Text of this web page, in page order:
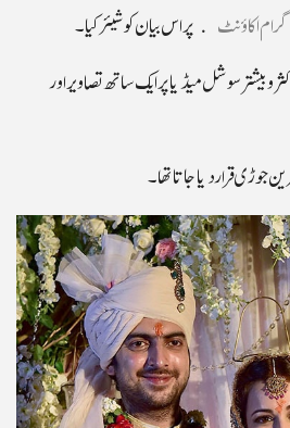
اکاؤنٹ پر اس بیان کو شیئر کیا۔
و بیشتر سوشل میڈیا پر ایک ساتھ تصاویر اور
جوڑی قرار دیا جاتا تھا۔